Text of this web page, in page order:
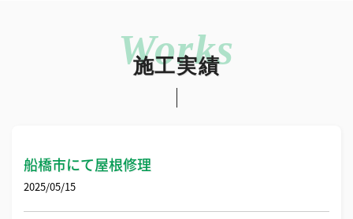
施工実績
船橋市にて屋根修理
2025/05/15